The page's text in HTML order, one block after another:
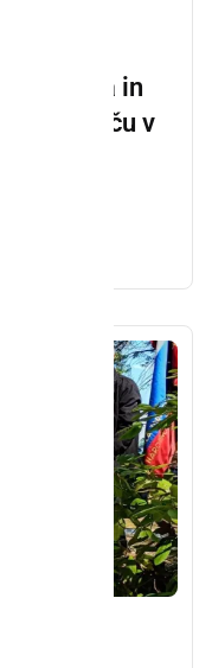
Cafa in
vzletišču v